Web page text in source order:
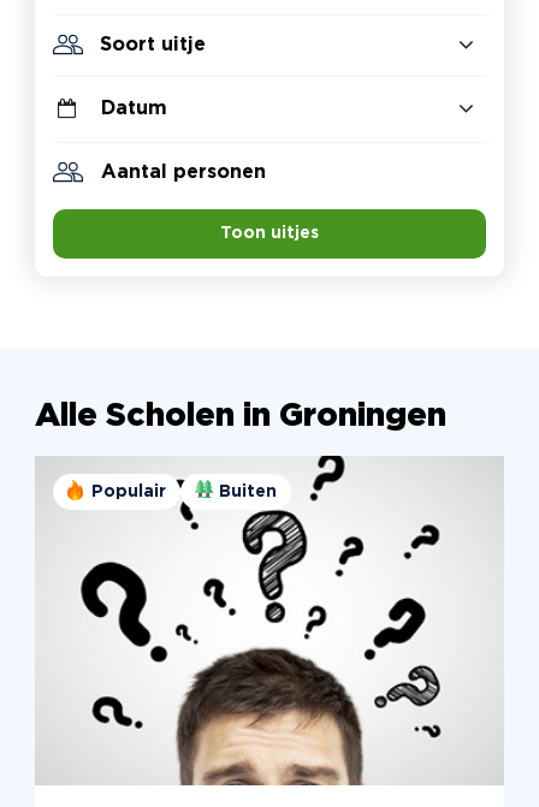
Toon uitjes
Alle Scholen in Groningen
Populair Buiten